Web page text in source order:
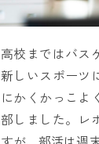
高校まではバス
新しいスポーツ
にかくかっこよ
部しました。レ